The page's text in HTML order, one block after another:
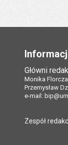
Główni
Monika
Przemysław
e-mail:
Zespół